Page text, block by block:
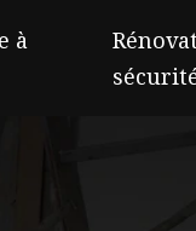
à